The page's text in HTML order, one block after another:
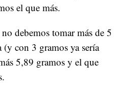
el que más.
debemos tomar más de 5
(y con 3 gramos ya sería
5,89 gramos y el que